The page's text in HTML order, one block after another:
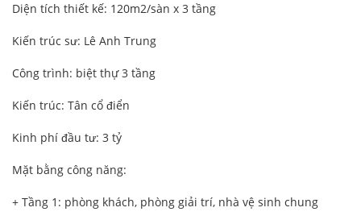
Diện tích thiết kế: 120m2/sàn x 3 tầng
Kiến trúc sư: Lê Anh Trung
Công trình: biệt thự 3 tầng
Kiến trúc: Tân cổ điển
Kinh phí đầu tư: 3 tỷ
Mặt bằng công năng:
+ Tầng 1: phòng khách, phòng giải trí, nhà vệ sinh chung